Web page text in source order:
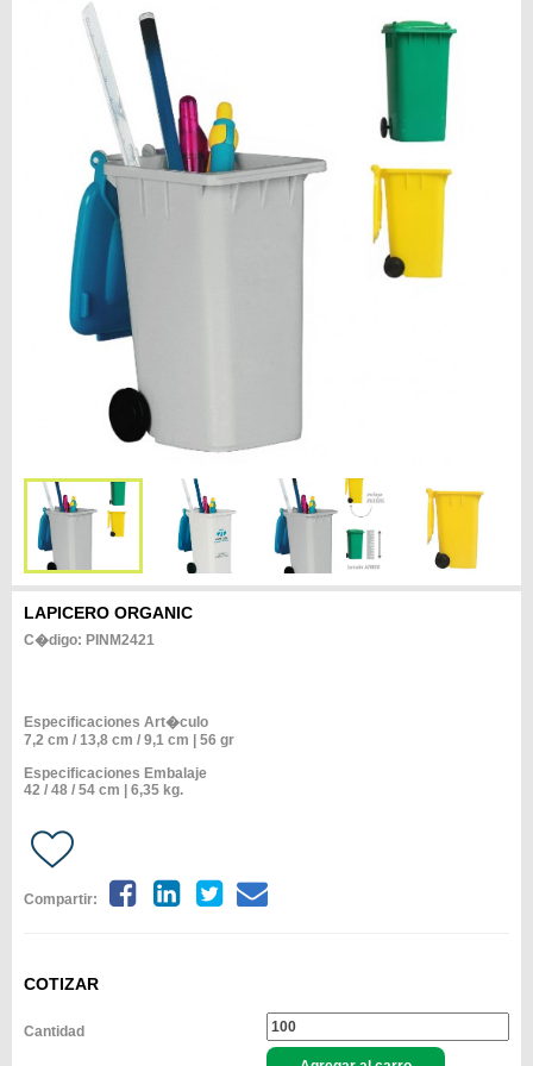
LAPICERO ORGANIC
C�digo: PINM2421
Especificaciones Art�culo
7,2 cm / 13,8 cm / 9,1 cm | 56 gr
Especificaciones Embalaje
42 / 48 / 54 cm | 6,35 kg.
Compartir:
COTIZAR
Cantidad